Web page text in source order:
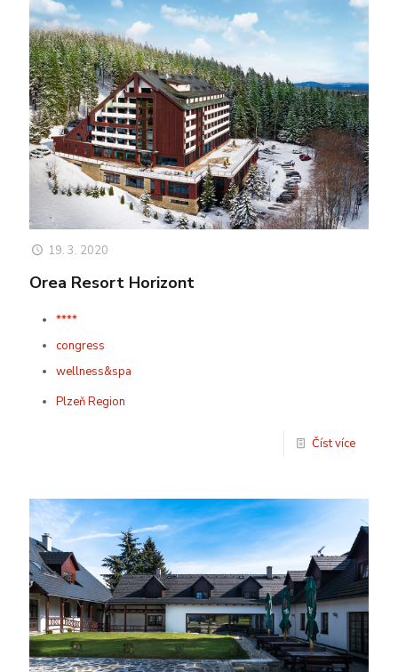
19. 3. 2020
Orea Resort Horizont
****
congress
wellness&spa
Plzeň Region
Číst více